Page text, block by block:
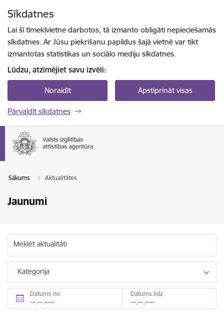
Sīkdatnes
Lai šī tīmekļvietne darbotos, tā izmanto obligāti nepieciešamās
sīkdatnes. Ar Jūsu piekrišanu papildus šajā vietnē var tikt
izmantotas statistikas un sociālo mediju sīkdatnes.
Lūdzu, atzīmējiet savu izvēli:
Noraidīt Apstiprināt visas
Pārvaldīt sīkdatnes
Sākums Aktualitātes
Jaunumi
Meklēt aktualitāti
Kategorija
Datums no Datums līdz